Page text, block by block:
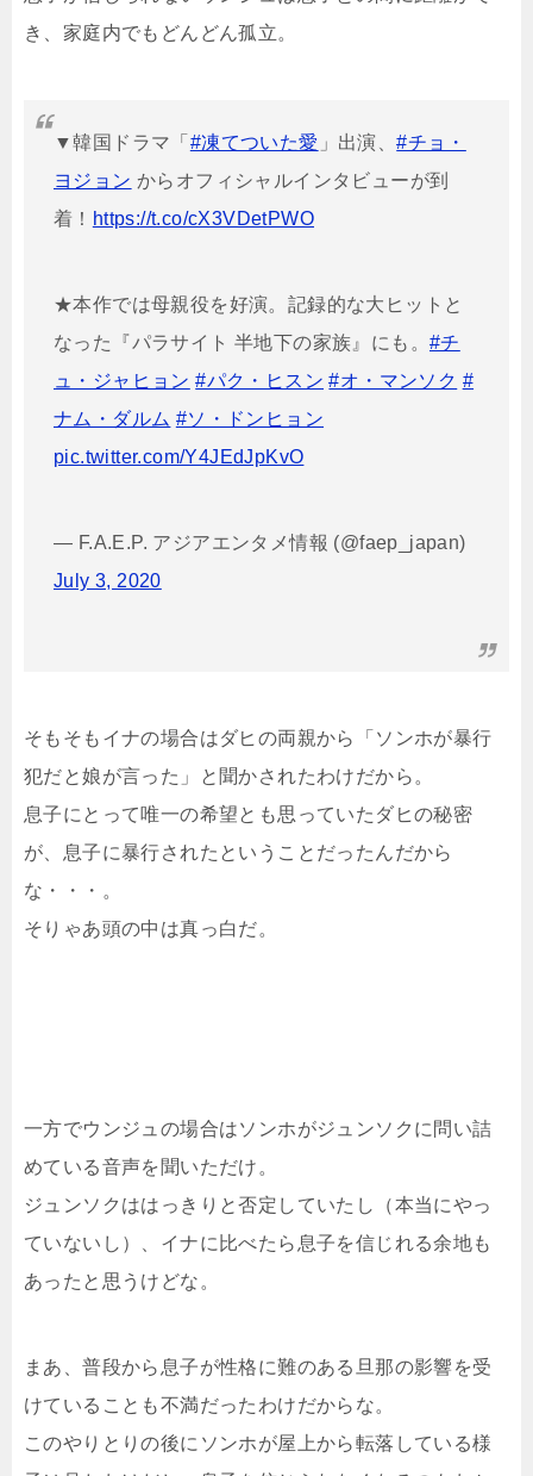
き、家庭内でもどんどん孤立。
▼韓国ドラマ「 #凍てついた愛 」出演、#チョ・
ヨジョン からオフィシャルインタビューが到
着！ https://t.co/cX3VDetPWO
★本作では母親役を好演。記録的な大ヒットと
なった『パラサイト 半地下の家族』にも。 #チ
ュ・ジャヒョン #パク・ヒスン #オ・マンソク #
ナム・ダルム #ソ・ドンヒョン
pic.twitter.com/Y4JEdJpKvO
— F.A.E.P. アジアエンタメ情報 (@faep_japan)
July 3, 2020
そもそもイナの場合はダヒの両親から「ソンホが暴行
犯だと娘が言った」と聞かされたわけだから。
息子にとって唯一の希望とも思っていたダヒの秘密
が、息子に暴行されたということだったんだから
な・・・。
そりゃあ頭の中は真っ白だ。
一方でウンジュの場合はソンホがジュンソクに問い詰
めている音声を聞いただけ。
ジュンソクははっきりと否定していたし（本当にやっ
ていないし）、イナに比べたら息子を信じれる余地も
あったと思うけどな。
まあ、普段から息子が性格に難のある旦那の影響を受
けていることも不満だったわけだからな。
このやりとりの後にソンホが屋上から転落している様